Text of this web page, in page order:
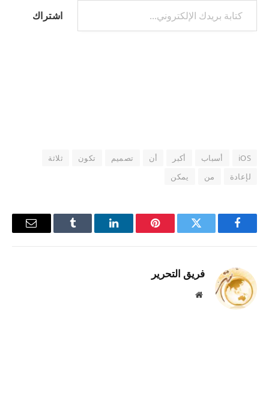
اشتراك
iOS أسباب أكبر أن تصميم تكون
ثلاثة
لإعادة
من يمكن
فيسبوك تويتر بينتيريستلينكدإن Tumblr
البريد
فريق التحرير
موقع